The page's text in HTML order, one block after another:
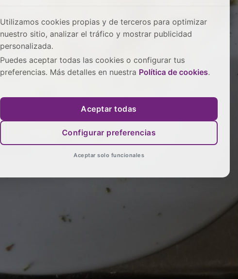
Utilizamos cookies propias y de terceros para optimizar
nuestro sitio, analizar el tráfico y mostrar publicidad
personalizada.
Puedes aceptar todas las cookies o configurar tus
preferencias. Más detalles en nuestra Política de cookies.
Aceptar todas
Configurar preferencias
Aceptar solo funcionales